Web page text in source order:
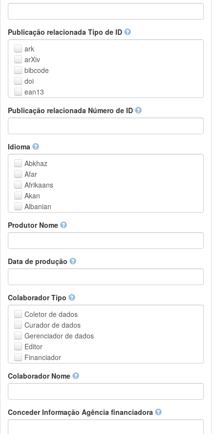
Publicação relacionada Tipo de ID
ark
arXiv
bibcode
doi
ean13
handle
issn
istc
lissn
lsid
pmid
purl
upc
url
urn
DASH-NRS
Publicação relacionada Número de ID
Idioma
Abkhaz
Afar
Afrikaans
Akan
Albanian
Arabic
Armenian
Assamese
Avaric
Aymara
Azerbaijani
Bambara
Bashkir
Basque
Belarusian
Bengali, Bangla
Bislama
Breton
Bulgarian
Burmese
Produtor Nome
Data de produção
Colaborador Tipo
Coletor de dados
Curador de dados
Gerenciador de dados
Editor
Financiador
Líder do projeto
Membro do projeto
Pessoa Relacionada
Pesquisador
Colaborador Nome
Conceder Informação Agência financiadora